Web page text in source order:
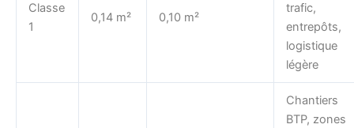
Classe
1
0,14 m² 0,10 m²
trafic,
entrepôts,
logistique
légère
Chantiers
BTP, zones